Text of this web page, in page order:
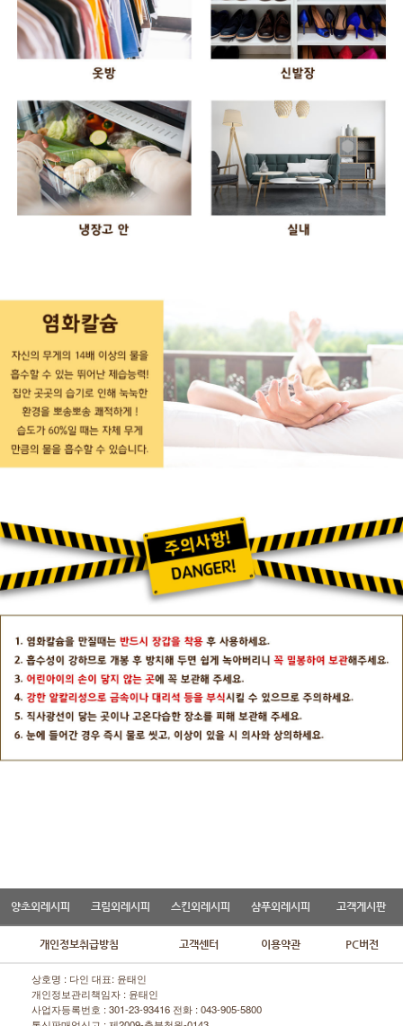
양초외레시피 크림외레시피 스킨외레시피 샴푸외레시피 고객게시판
개인정보취급방침 고객센터 이용약관 PC버전
상호명 : 다인 대표: 윤태인
개인정보관리책임자 : 윤태인
사업자등록번호 : 301-23-93416 전화 :043-905-5800